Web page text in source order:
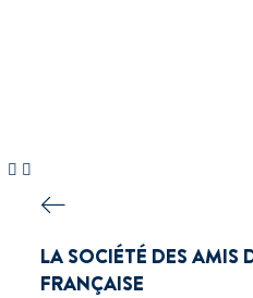
LA SOCIÉTÉ DES AMIS
FRANÇAISE